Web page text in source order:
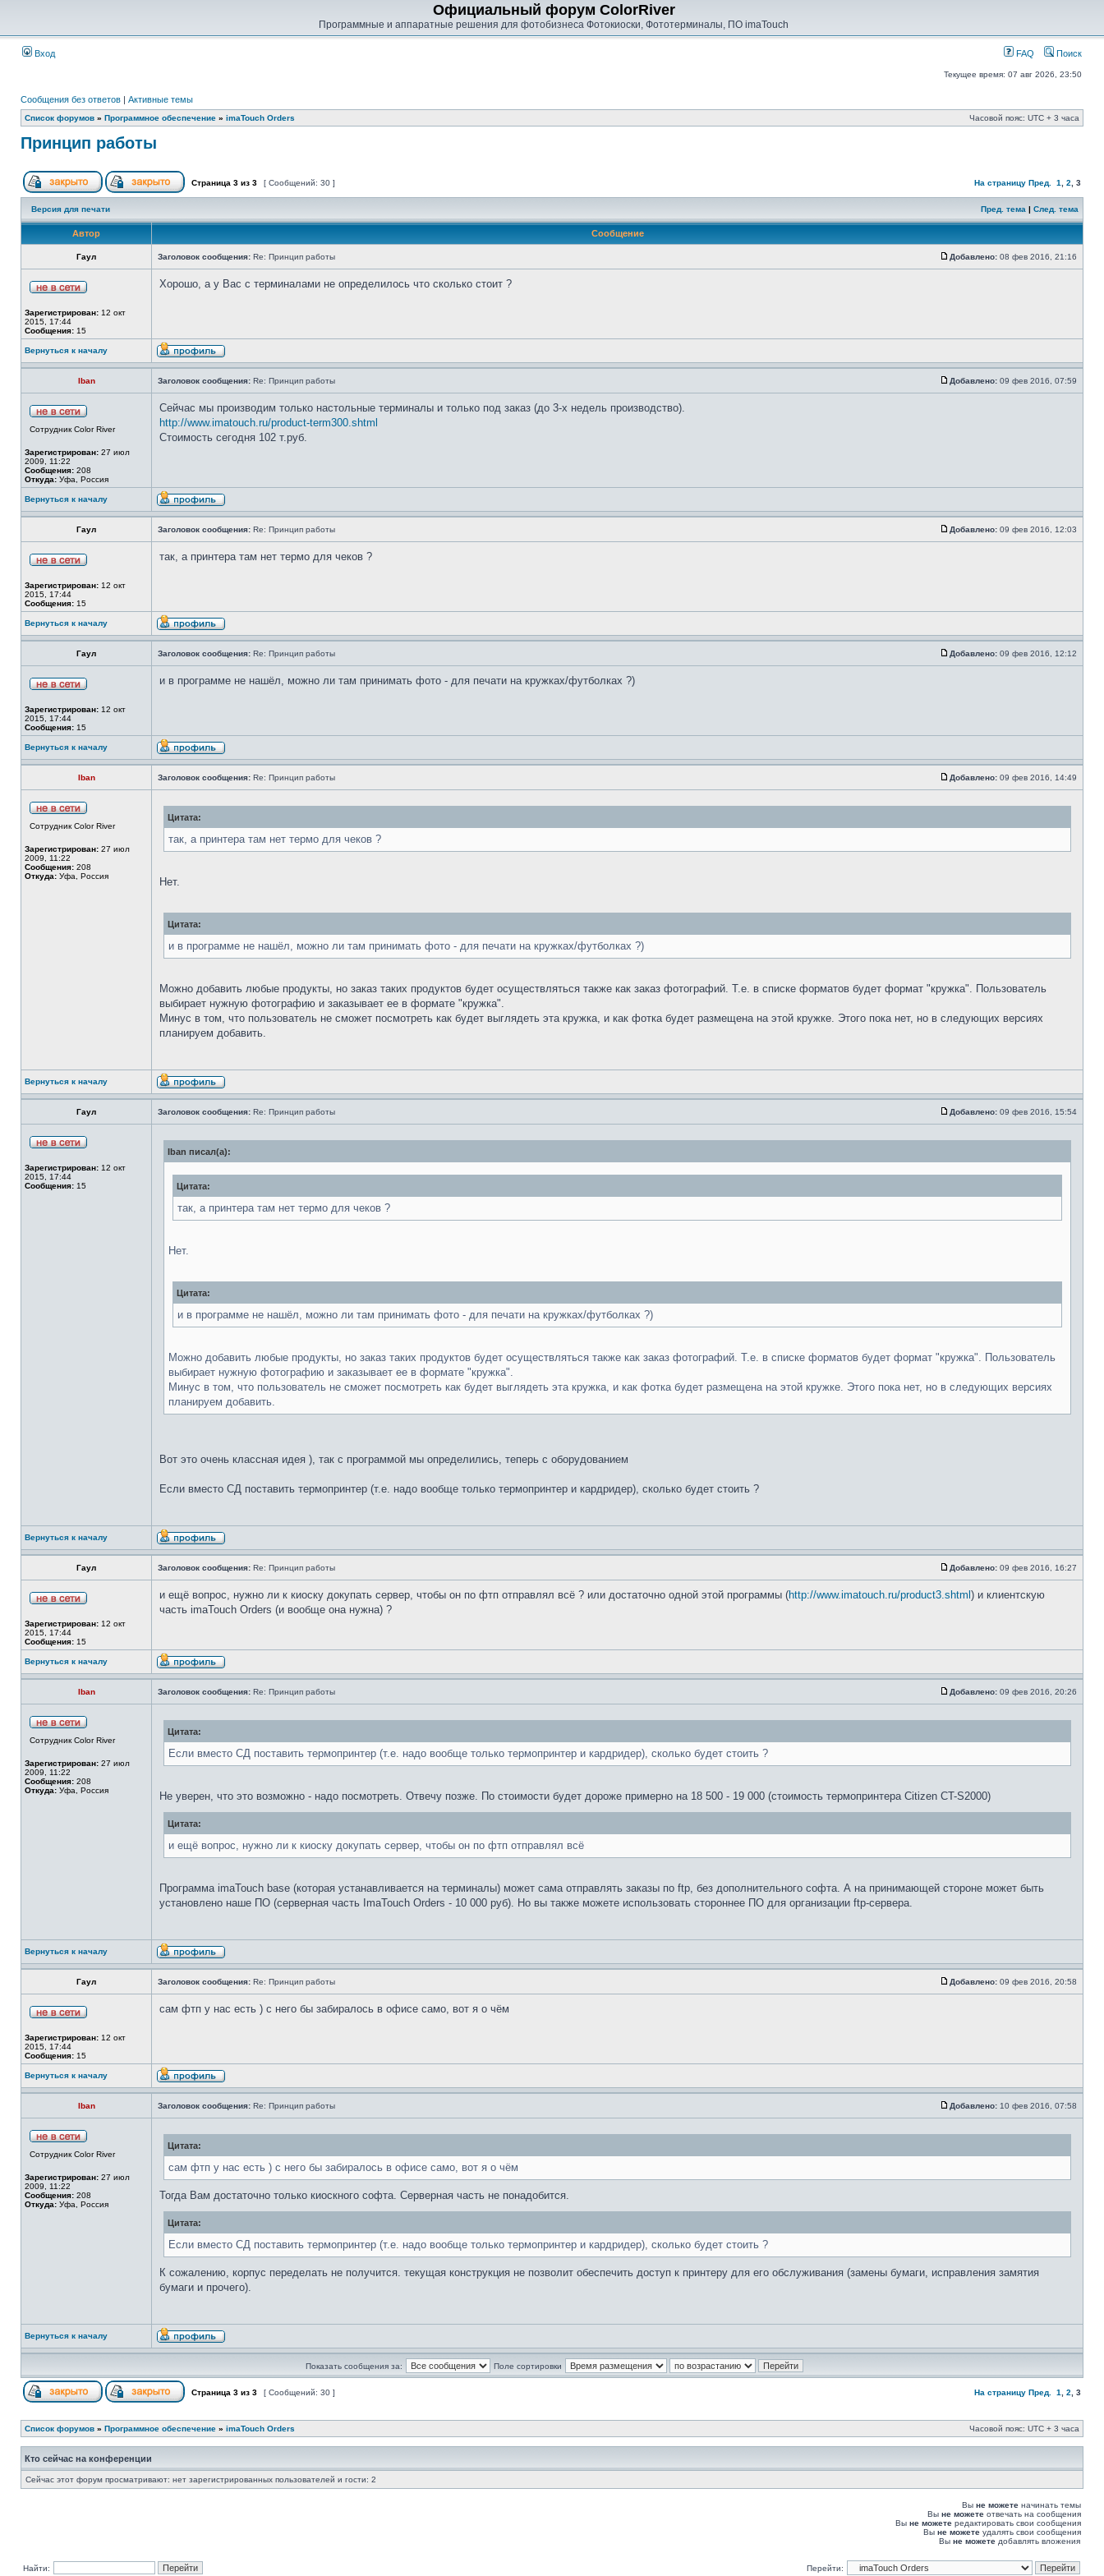
Официальный форум ColorRiver
Программные и аппаратные решения для фотобизнеса Фотокиоски, Фототерминалы, ПО imaTouch
Вход FAQ Поиск
Текущее время: 07 авг 2026, 23:50
Сообщения без ответов | Активные темы
Список форумов » Программное обеспечение » imaTouch Orders Часовой пояс: UTC + 3 часа
Принцип работы
Страница 3 из 3 [ Сообщений: 30 ] На страницу Пред. 1 2 3
Версия для печати Пред. тема | След. тема
Автор Сообщение
Гаул Заголовок сообщения: Re: Принцип работы Добавлено: 08 фев 2016, 21:16
Зарегистрирован: 12 окт
2015, 17:44
Сообщения: 15
Хорошо, а у Вас с терминалами не определилось что сколько стоит ?
Вернуться к началу
Iban Заголовок сообщения: Re: Принцип работы Добавлено: 09 фев 2016, 07:59
Сотрудник Color River
Зарегистрирован: 27 июл
2009, 11:22
Сообщения: 208
Откуда: Уфа, Россия
Сейчас мы производим только настольные терминалы и только под заказ (до 3-х недель производство).
http://www.imatouch.ru/product-term300.shtml
Стоимость сегодня 102 т.руб.
Вернуться к началу
Гаул Заголовок сообщения: Re: Принцип работы Добавлено: 09 фев 2016, 12:03
Зарегистрирован: 12 окт
2015, 17:44
Сообщения: 15
так, а принтера там нет термо для чеков ?
Вернуться к началу
Гаул Заголовок сообщения: Re: Принцип работы Добавлено: 09 фев 2016, 12:12
Зарегистрирован: 12 окт
2015, 17:44
Сообщения: 15
и в программе не нашёл, можно ли там принимать фото - для печати на кружках/футболках ?)
Вернуться к началу
Iban Заголовок сообщения: Re: Принцип работы Добавлено: 09 фев 2016, 14:49
Сотрудник Color River
Зарегистрирован: 27 июл
2009, 11:22
Сообщения: 208
Откуда: Уфа, Россия
Цитата:
так, а принтера там нет термо для чеков ?
Нет.
Цитата:
и в программе не нашёл, можно ли там принимать фото - для печати на кружках/футболках ?)
Можно добавить любые продукты, но заказ таких продуктов будет осуществляться также как заказ фотографий. Т.е. в списке форматов будет формат "кружка". Пользователь
выбирает нужную фотографию и заказывает ее в формате "кружка".
Минус в том, что пользователь не сможет посмотреть как будет выглядеть эта кружка, и как фотка будет размещена на этой кружке. Этого пока нет, но в следующих версиях
планируем добавить.
Вернуться к началу
Гаул Заголовок сообщения: Re: Принцип работы Добавлено: 09 фев 2016, 15:54
Зарегистрирован: 12 окт
2015, 17:44
Сообщения: 15
Iban писал(а):
Цитата:
так, а принтера там нет термо для чеков ?
Нет.
Цитата:
и в программе не нашёл, можно ли там принимать фото - для печати на кружках/футболках ?)
Можно добавить любые продукты, но заказ таких продуктов будет осуществляться также как заказ фотографий. Т.е. в списке форматов будет формат "кружка". Пользователь
выбирает нужную фотографию и заказывает ее в формате "кружка".
Минус в том, что пользователь не сможет посмотреть как будет выглядеть эта кружка, и как фотка будет размещена на этой кружке. Этого пока нет, но в следующих версиях
планируем добавить.
Вот это очень классная идея ), так с программой мы определились, теперь с оборудованием
Если вместо СД поставить термопринтер (т.е. надо вообще только термопринтер и кардридер), сколько будет стоить ?
Вернуться к началу
Гаул Заголовок сообщения: Re: Принцип работы Добавлено: 09 фев 2016, 16:27
Зарегистрирован: 12 окт
2015, 17:44
Сообщения: 15
и ещё вопрос, нужно ли к киоску докупать сервер, чтобы он по фтп отправлял всё ? или достаточно одной этой программы (http://www.imatouch.ru/product3.shtml ) и клиентскую
часть imaTouch Orders (и вообще она нужна) ?
Вернуться к началу
Iban Заголовок сообщения: Re: Принцип работы Добавлено: 09 фев 2016, 20:26
Сотрудник Color River
Зарегистрирован: 27 июл
2009, 11:22
Сообщения: 208
Откуда: Уфа, Россия
Цитата:
Если вместо СД поставить термопринтер (т.е. надо вообще только термопринтер и кардридер), сколько будет стоить ?
Не уверен, что это возможно - надо посмотреть. Отвечу позже. По стоимости будет дороже примерно на 18 500 - 19 000 (стоимость термопринтера Citizen CT-S2000)
Цитата:
и ещё вопрос, нужно ли к киоску докупать сервер, чтобы он по фтп отправлял всё
Программа imaTouch base (которая устанавливается на терминалы) может сама отправлять заказы по ftp, без дополнительного софта. А на принимающей стороне может быть
установлено наше ПО (серверная часть ImaTouch Orders - 10 000 руб). Но вы также можете использовать стороннее ПО для организации ftp-сервера.
Вернуться к началу
Гаул Заголовок сообщения: Re: Принцип работы Добавлено: 09 фев 2016, 20:58
Зарегистрирован: 12 окт
2015, 17:44
Сообщения: 15
сам фтп у нас есть ) с него бы забиралось в офисе само, вот я о чём
Вернуться к началу
Iban Заголовок сообщения: Re: Принцип работы Добавлено: 10 фев 2016, 07:58
Сотрудник Color River
Зарегистрирован: 27 июл
2009, 11:22
Сообщения: 208
Откуда: Уфа, Россия
Цитата:
сам фтп у нас есть ) с него бы забиралось в офисе само, вот я о чём
Тогда Вам достаточно только киоскного софта. Серверная часть не понадобится.
Цитата:
Если вместо СД поставить термопринтер (т.е. надо вообще только термопринтер и кардридер), сколько будет стоить ?
К сожалению, корпус переделать не получится. текущая конструкция не позволит обеспечить доступ к принтеру для его обслуживания (замены бумаги, исправления замятия
бумаги и прочего).
Вернуться к началу
Показать сообщения за: Поле сортировки
Страница 3 из 3 [ Сообщений: 30 ] На страницу Пред. 1 2 3
Список форумов » Программное обеспечение » imaTouch Orders Часовой пояс: UTC + 3 часа
Кто сейчас на конференции
Сейчас этот форум просматривают: нет зарегистрированных пользователей и гости: 2
Вы не можете начинать темы
Вы не можете отвечать на сообщения
Вы не можете редактировать свои сообщения
Вы не можете удалять свои сообщения
Вы не можете добавлять вложения
Найти: Перейти: